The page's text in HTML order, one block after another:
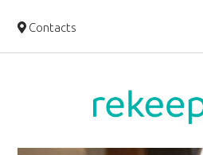
Contacts